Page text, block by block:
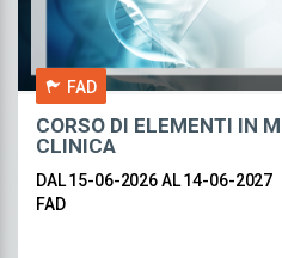
FAD
CORSO DI ELEMENTI IN
CLINICA
DAL 15-06-2026AL 14-06-2027
FAD